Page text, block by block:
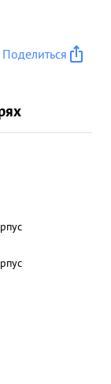
Поделиться